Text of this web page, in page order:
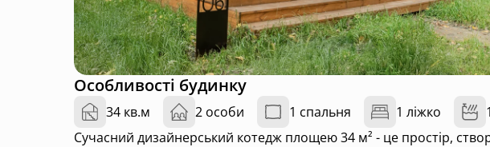
Особливості будинку
34 кв.м 2 особи 1 спальня 1 ліжко
Сучасний дизайнерський котедж площею 34 м² - це простір,